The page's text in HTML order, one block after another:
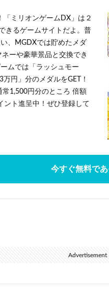
「ミリオンゲームDX」は２
きるゲームサイトだよ。普
、MGDXでは貯めたメダ
ーや豪華景品と交換でき
ムでは「ラッシュモー
円」分のメダルをGET！
1,500円分のところ 倍額
ント進呈中！ぜひ登録して
今すぐ無料で
Advertisement